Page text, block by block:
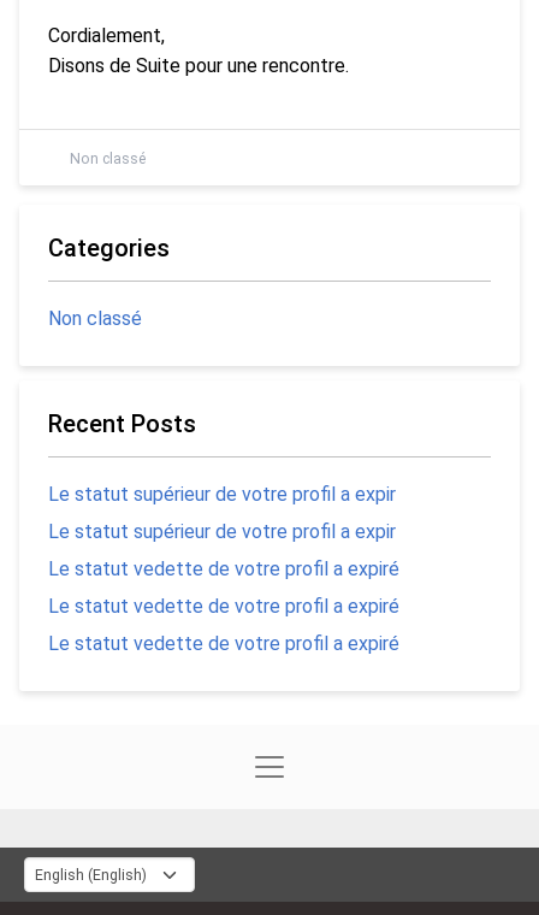
Cordialement,
Disons de Suite pour une rencontre.
Non classé
Categories
Non classé
Recent Posts
Le statut supérieur de votre profil a expir
Le statut supérieur de votre profil a expir
Le statut vedette de votre profil a expiré
Le statut vedette de votre profil a expiré
Le statut vedette de votre profil a expiré